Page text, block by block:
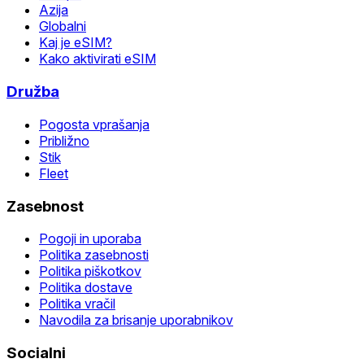
Azija
Globalni
Kaj je eSIM?
Kako aktivirati eSIM
Družba
Pogosta vprašanja
Približno
Stik
Fleet
Zasebnost
Pogoji in uporaba
Politika zasebnosti
Politika piškotkov
Politika dostave
Politika vračil
Navodila za brisanje uporabnikov
Socialni